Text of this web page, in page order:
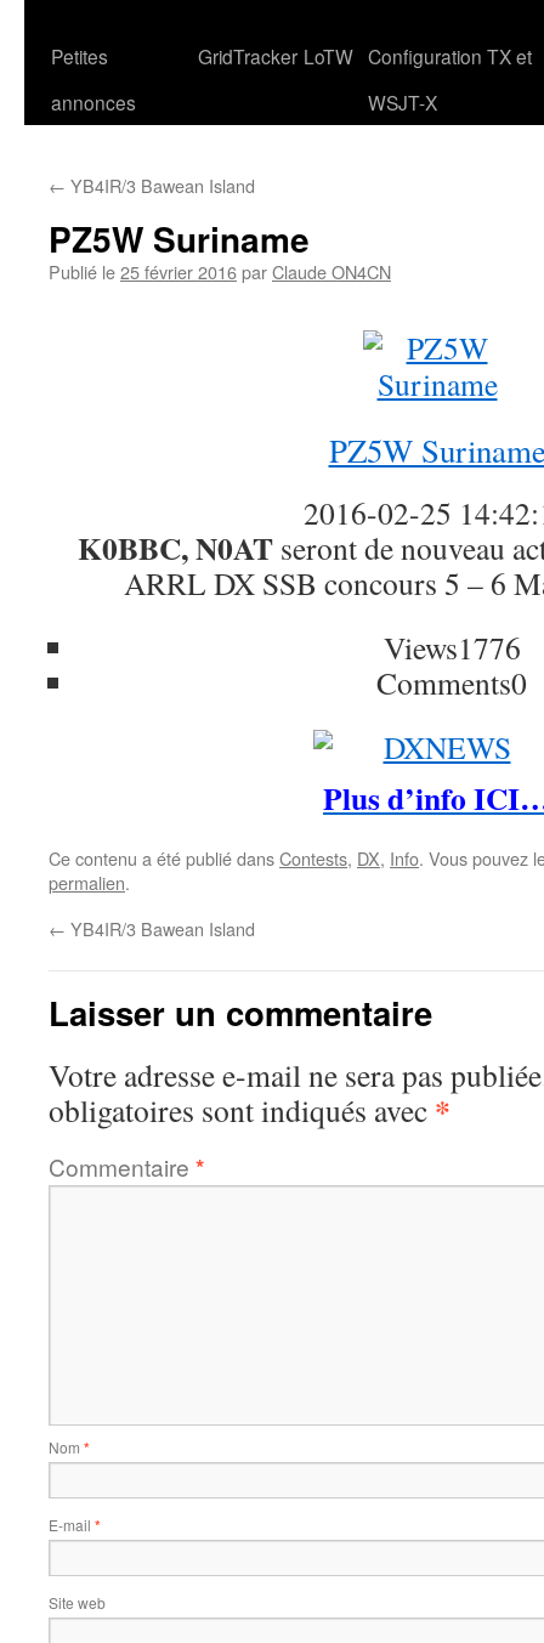
Petites
annonces
GridTracker LoTW Configuration TX et
WSJT-X
← YB4IR/3 Bawean Island
PZ5W Suriname
Publié le25 février 2016parClaude ON4CN
PZ5W
2016-02-25
K0BBC, N0ATseront de nouveau
ARRL DX SSB concours 5 – 6
Views1776
Comments0
Plus d’info
Ce contenu a été publié dansContests, DX, Info. Vous pouvez
permalien.
← YB4IR/3 Bawean Island
Laisser un commentaire
Votre adresse e-mail ne sera pas
obligatoires sont indiqués avec *
Commentaire *
Nom *
E-mail *
Site web